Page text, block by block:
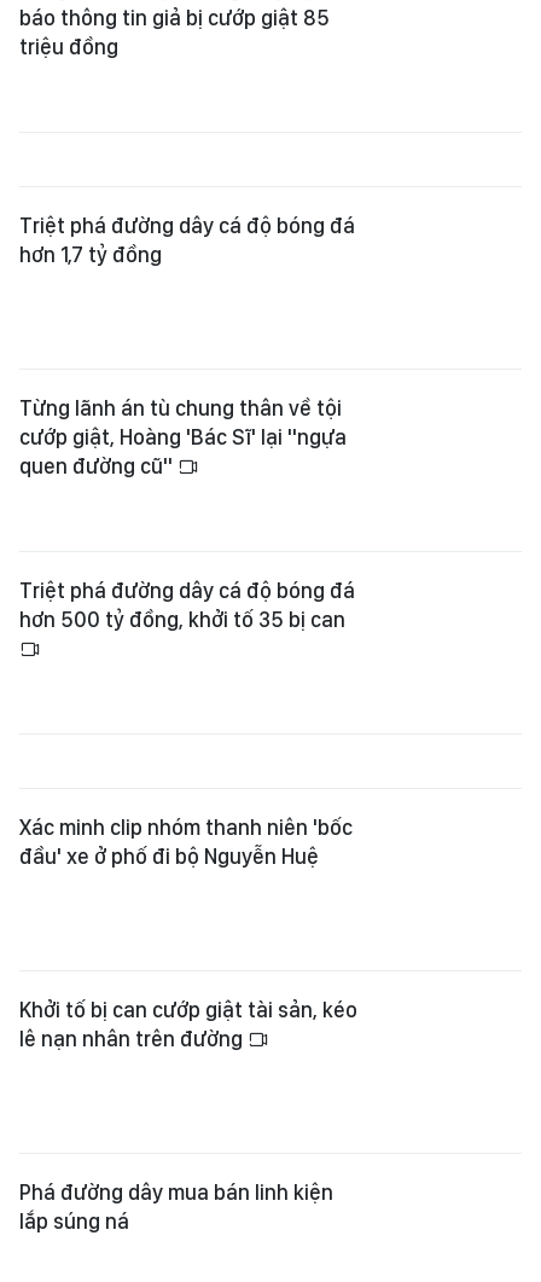
báo thông tin giả bị cướp giật 85
triệu đồng
Triệt phá đường dây cá độ bóng đá
hơn 1,7 tỷ đồng
Từng lãnh án tù chung thân về tội
cướp giật, Hoàng 'Bác Sĩ' lại "ngựa
quen đường cũ"
Triệt phá đường dây cá độ bóng đá
hơn 500 tỷ đồng, khởi tố 35 bị can
Xác minh clip nhóm thanh niên 'bốc
đầu' xe ở phố đi bộ Nguyễn Huệ
Khởi tố bị can cướp giật tài sản, kéo
lê nạn nhân trên đường
Phá đường dây mua bán linh kiện
lắp súng ná